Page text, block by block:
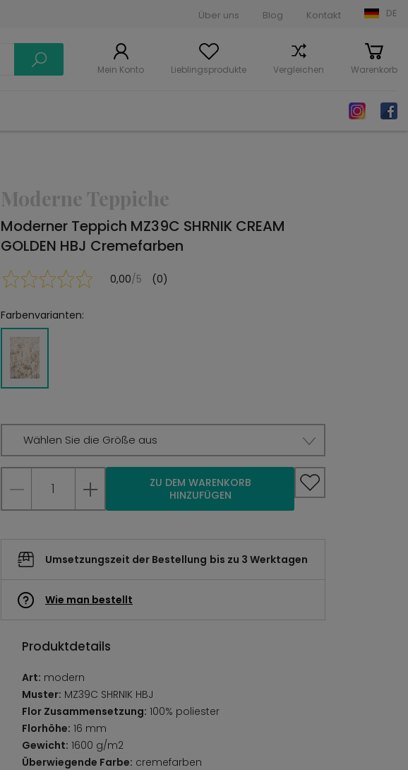
Über uns Blog Kontakt DE
Mein Konto Lieblingsprodukte Vergleichen Warenkorb
Moderne Teppiche
Moderner Teppich MZ39C SHRNIK CREAM
GOLDEN HBJ Cremefarben
0,00/5 (0)
Farbenvarianten:
Wählen Sie die Größe aus
ZU DEM WARENKORB
HINZUFÜGEN
Umsetzungszeit der Bestellung bis zu 3 Werktagen
Wie man bestellt
Produktdetails
Art: modern
Muster: MZ39C SHRNIK HBJ
Flor Zusammensetzung: 100% poliester
Florhöhe: 16 mm
Gewicht: 1600 g/m2
Überwiegende Farbe: cremefarben